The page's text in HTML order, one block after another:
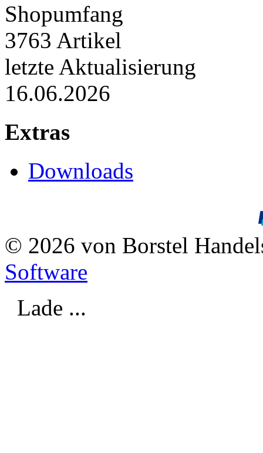
Shopumfang
3763 Artikel
letzte Aktualisierung
16.06.2026
Extras
Downloads
© 2026 von Borstel
Software
Lade ...